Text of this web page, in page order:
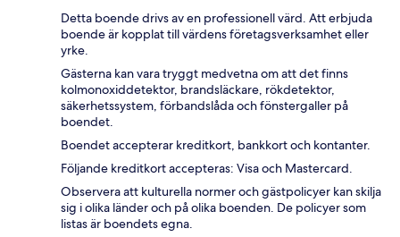
Detta boende drivs av en professionell värd. Att erbjuda
boende är kopplat till värdens företagsverksamhet eller
yrke.
Gästerna kan vara tryggt medvetna om att det finns
kolmonoxiddetektor, brandsläckare, rökdetektor,
säkerhetssystem, förbandslåda och fönstergaller på
boendet.
Boendet accepterar kreditkort, bankkort och kontanter.
Följande kreditkort accepteras: Visa och Mastercard.
Observera att kulturella normer och gästpolicyer kan skilja
sig i olika länder och på olika boenden. De policyer som
listas är boendets egna.